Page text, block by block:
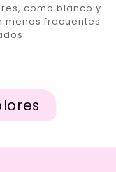
como blanco y
menos frecuentes